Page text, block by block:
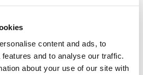
content and ads, to
and to analyse our traffic.
about your use of our site with